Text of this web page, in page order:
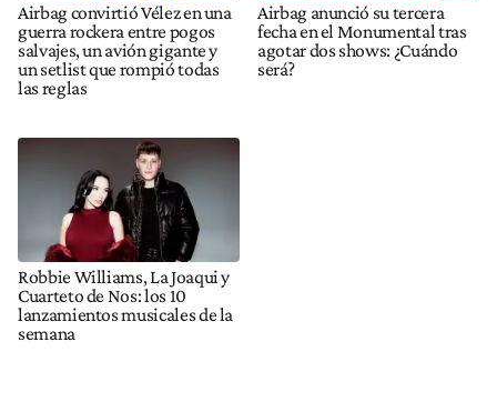
Airbag convirtió Vélez en una
guerra rockera entre pogos
salvajes, un avión gigante y
un setlist que rompió todas
las reglas
Airbag anunció su tercera
fecha en el Monumental tras
agotar dos shows: ¿Cuándo
será?
Robbie Williams, La Joaqui y
Cuarteto de Nos: los 10
lanzamientos musicales de la
semana